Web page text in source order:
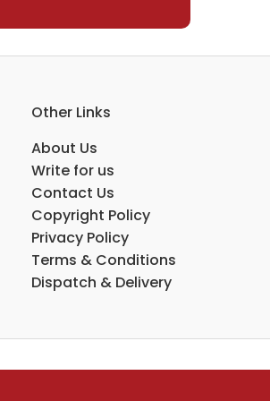
Other Links
About Us
Write for us
Contact Us
Copyright Policy
Privacy Policy
Terms & Conditions
Dispatch & Delivery